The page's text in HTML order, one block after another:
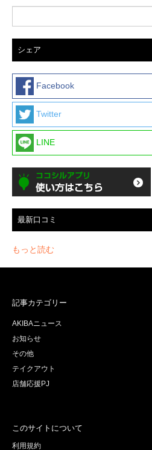
シェア
Facebook
Twitter
LINE
最新口コミ
もっと読む
記事カテゴリー
AKIBAニュース
お知らせ
その他
テイクアウト
店舗応援PJ
このサイトについて
利用規約